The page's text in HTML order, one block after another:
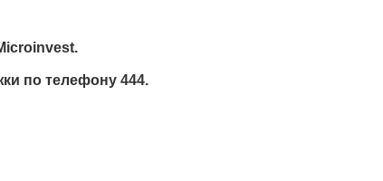
по телефону 444.